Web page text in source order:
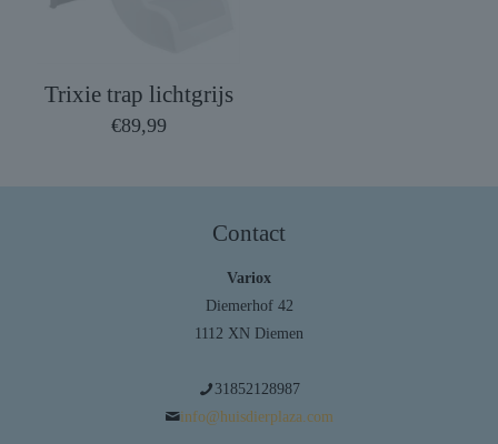
Trixie trap lichtgrijs
€89,99
Contact
Variox
Diemerhof 42
1112 XN Diemen
31852128987
info@huisdierplaza.com